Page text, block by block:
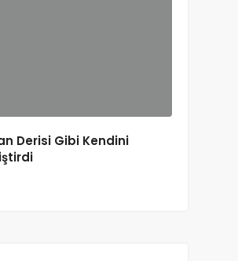
Derisi Gibi Kendini